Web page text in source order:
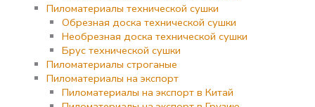
Пиломатериалы технической сушки
Обрезная доска технической сушки
Необрезная доска технической сушки
Брус технической сушки
Пиломатериалы строганые
Пиломатериалы на экспорт
Пиломатериалы на экспорт в Китай